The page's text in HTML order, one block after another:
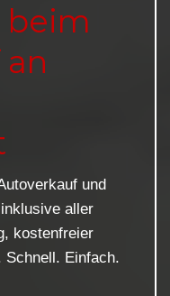
beim
und
aller
kostenfreier
Schnell. Einfach.